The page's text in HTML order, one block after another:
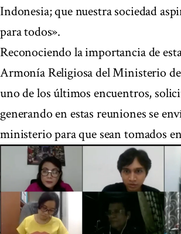
Indonesia; que nuestra sociedad
para todos».
Reconociendo la importancia de
Armonía Religiosa del Ministerio
uno de los últimos encuentros,
generando en estas reuniones se
ministerio para que sean tomados